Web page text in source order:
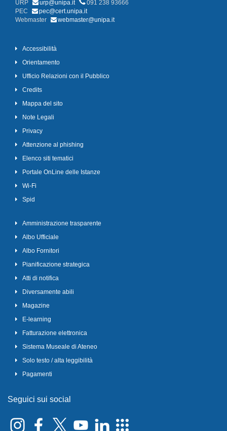
URP
urp@unipa.it
091 238 93666
PEC
pec@cert.unipa.it
Webmaster
webmaster@unipa.it
Accessibilità
Orientamento
Ufficio Relazioni con il Pubblico
Credits
Mappa del sito
Note Legali
Privacy
Attenzione al phishing
Elenco siti tematici
Portale OnLine delle Istanze
Wi-Fi
Spid
Amministrazione trasparente
Albo Ufficiale
Albo Fornitori
Pianificazione strategica
Atti di notifica
Diversamente abili
Magazine
E-learning
Fatturazione elettronica
Sistema Museale di Ateneo
Solo testo / alta leggibilità
Pagamenti
Seguici sui social